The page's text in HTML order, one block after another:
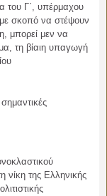
του Γ΄, υπέρμαχου
σκοπό να στέψουν
μπορεί μεν να
τη βίαιη υπαγωγή
νίκη της Ελληνικής